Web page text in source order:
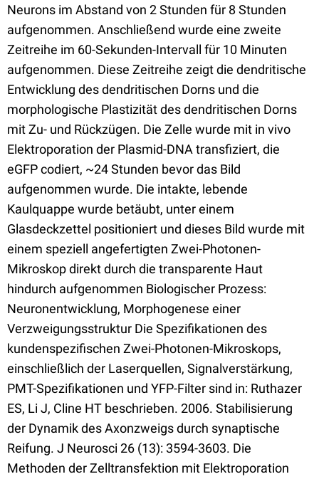
Neurons im Abstand von 2 Stunden für 8 Stunden
aufgenommen. Anschließend wurde eine zweite
Zeitreihe im 60-Sekunden-Intervall für 10 Minuten
aufgenommen. Diese Zeitreihe zeigt die dendritische
Entwicklung des dendritischen Dorns und die
morphologische Plastizität des dendritischen Dorns
mit Zu- und Rückzügen. Die Zelle wurde mit in vivo
Elektroporation der Plasmid-DNA transfiziert, die
eGFP codiert, ~24 Stunden bevor das Bild
aufgenommen wurde. Die intakte, lebende
Kaulquappe wurde betäubt, unter einem
Glasdeckzettel positioniert und dieses Bild wurde mit
einem speziell angefertigten Zwei-Photonen-
Mikroskop direkt durch die transparente Haut
hindurch aufgenommen Biologischer Prozess:
Neuronentwicklung, Morphogenese einer
Verzweigungsstruktur Die Spezifikationen des
kundenspezifischen Zwei-Photonen-Mikroskops,
einschließlich der Laserquellen, Signalverstärkung,
PMT-Spezifikationen und YFP-Filter sind in: Ruthazer
ES, Li J, Cline HT beschrieben. 2006. Stabilisierung
der Dynamik des Axonzweigs durch synaptische
Reifung. J Neurosci 26 (13): 3594-3603. Die
Methoden der Zelltransfektion mit Elektroporation